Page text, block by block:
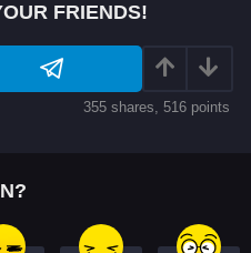
FRIENDS!
355 shares, 516 points